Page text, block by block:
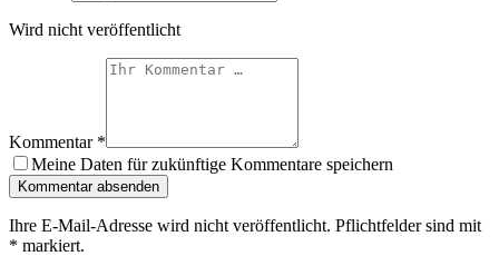
Wird nicht veröffentlicht
Kommentar *
Meine Daten für zukünftige Kommentare speichern
Kommentar absenden
Ihre E-Mail-Adresse wird nicht veröffentlicht. Pflichtfelder sind mit
* markiert.